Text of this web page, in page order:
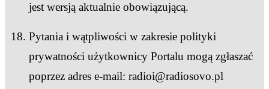
jest wersją aktualnie obowiązującą.
Pytania i wątpliwości w zakresie polityki
prywatności użytkownicy Portalu mogą zgłaszać
poprzez adres e-mail: radioi@radiosovo.pl